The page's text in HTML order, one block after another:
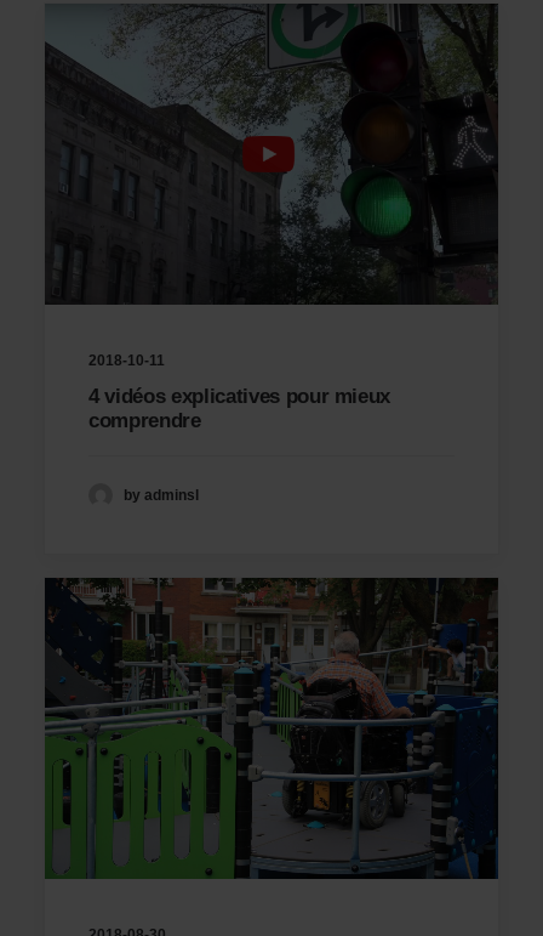
2018-10-11
4 vidéos explicatives pour mieux
comprendre
by adminsl